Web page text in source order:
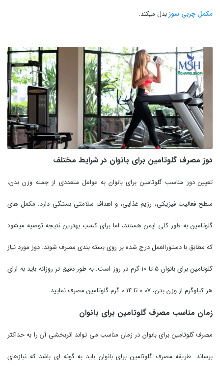
مکمل چربی سوزبدل میکند.
دوز مصرف گلوتامین برای بانوان در شرایط مختلف
تعیین دوز مناسب گلوتامین برای بانوان به عوامل متعددی از جمله وزن بدن،
سطح فعالیت فیزیکی، رژیم غذایی، و اهداف سلامتی بستگی دارد. مکمل های
گلوتامین به طور کلی ایمن هستند، اما برای کسب بهترین نتیجه توصیه میشود
که مطابق با دستورالعمل درج شده بر روی بسته بندی مصرف شوند. دوز مورد نیاز
گلوتامین برای بانوان 5 تا 10 گرم در روز است. به طور دقیق تر روزانه باید به ازای
هر کیلوگرم از وزن بدن، 0.07 تا 0.14 گرم گلوتامین مصرف نمایید.
زمان مناسب مصرف گلوتامین برای بانوان
مصرف گلوتامین برای بانوان در زمان مناسب می تواند اثربخشی آن را به حداکثر
برساند. طریقه مصرف گلوتامین برای بانوان باید به گونه ای باشد که نیازهای